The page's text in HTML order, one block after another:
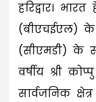
हरिद्वार।
(बीएचईएल) के
(सीएमडी) के
वर्षीय श्री
सार्वजनिक